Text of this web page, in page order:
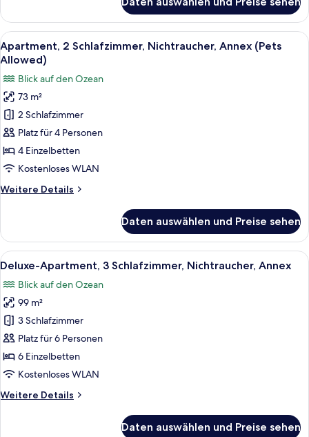
3 Schlafzimmer,
Nichtraucher,
Annex
Alle
Fotos
Apartment,
2 Schlafzimmer,
Nichtraucher,
Annex
(Pets
Allowed)
Ein modernes Wohnzimmer mit
6
Apartment, 2 Schlafzimmer, Nichtraucher, Annex (Pets
Allowed)
Blick auf den Ozean
73 m²
2 Schlafzimmer
Platz für 4 Personen
4 Einzelbetten
Kostenloses WLAN
Weitere Details
Weitere
2 Schlafzimmer,
Nichtraucher,
Annex
Allowed)
Daten auswählen und Preise sehen
Alle
Fotos
für
Deluxe-
Apartment,
3 Schlafzimmer,
Nichtraucher,
Annex
Ein modernes Wohnzimmer mit
5
Deluxe-Apartment, 3 Schlafzimmer, Nichtraucher, Annex
Blick auf den Ozean
99 m²
3 Schlafzimmer
Platz für 6 Personen
6 Einzelbetten
Kostenloses WLAN
Weitere Details
Weitere
Daten auswählen und Preise sehen